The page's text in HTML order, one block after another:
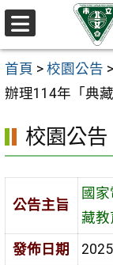
跳至主要內容區
首頁 > 校園公告 >
辦理114年「典
校園公告
公告主旨
國
藏教
發佈日期
選
單